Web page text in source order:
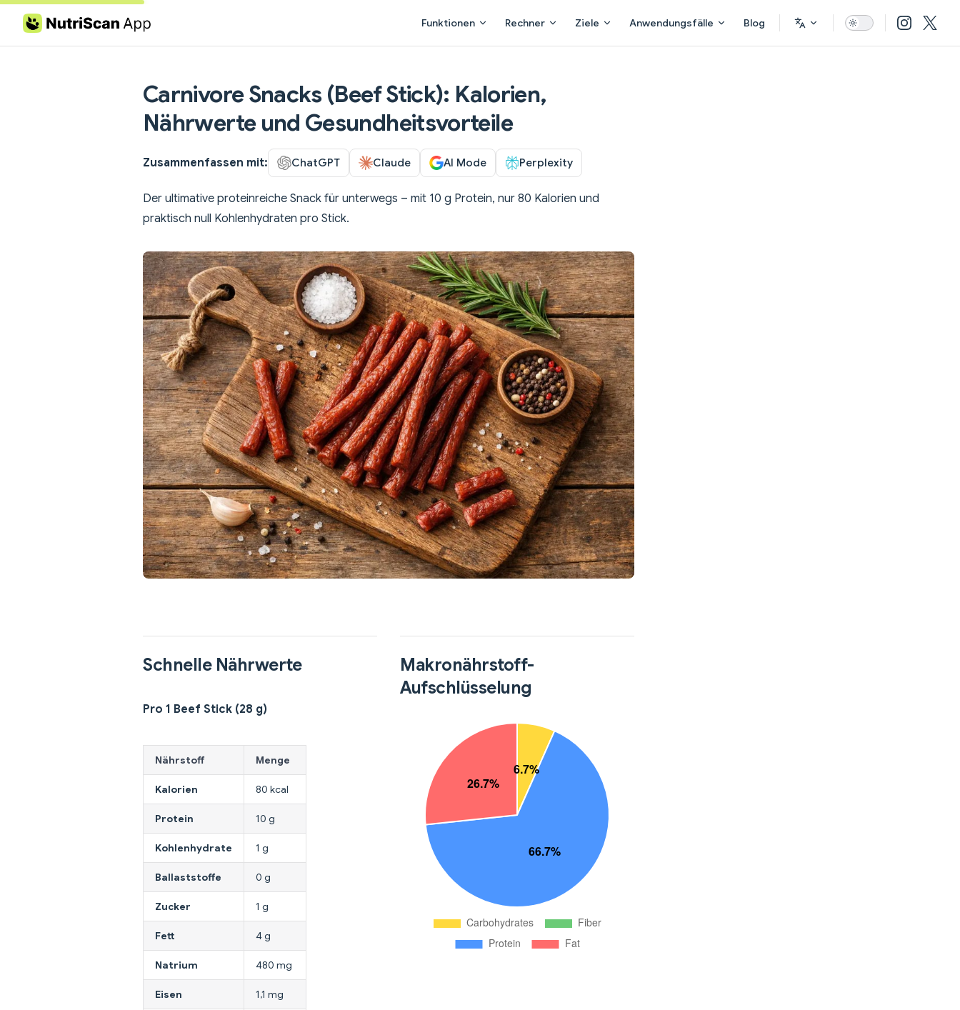
Skip to content Funktionen Rechner Ziele Anwendungsfälle Blog
Carnivore Snacks (Beef Stick): Kalorien,
Nährwerte und Gesundheitsvorteile
Zusammenfassen mit: ChatGPT Claude AI Mode Perplexity
Der ultimative proteinreiche Snack für unterwegs – mit 10 g Protein, nur 80 Kalorien und
praktisch null Kohlenhydraten pro Stick.
Schnelle Nährwerte
Pro 1 Beef Stick (28 g)
Nährstoff Menge
Kalorien 80 kcal
Protein 10 g
Kohlenhydrate 1 g
Ballaststoffe 0 g
Zucker 1 g
Fett 4 g
Natrium 480 mg
Eisen 1,1 mg
Makronährstoff-
Aufschlüsselung